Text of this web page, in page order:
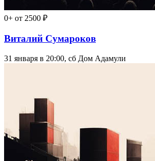
0+ от 2500 ₽
Виталий Сумароков
31 января в 20:00, сб Дом Адамули